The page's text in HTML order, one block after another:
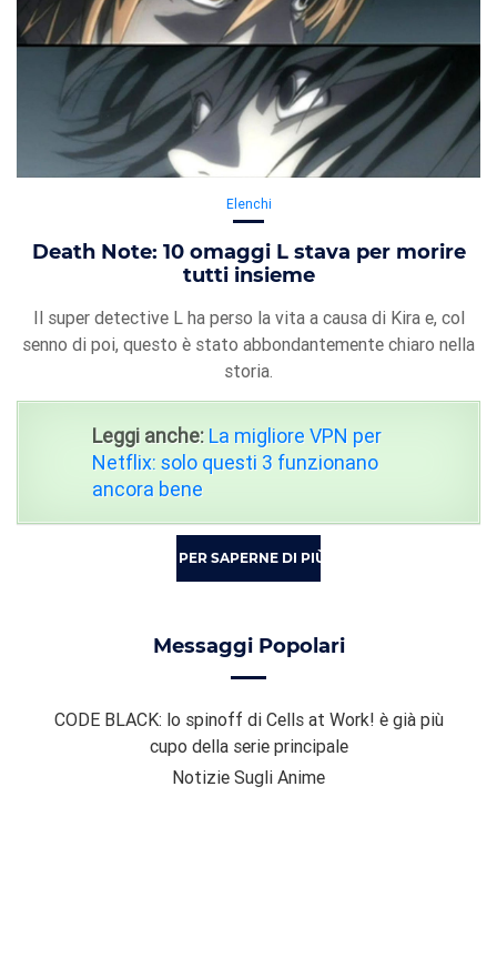
Elenchi
Death Note: 10 omaggi L stava per morire
tutti insieme
Il super detective L ha perso la vita a causa di Kira e, col
senno di poi, questo è stato abbondantemente chiaro nella
storia.
Leggi anche: La migliore VPN per
Netflix: solo questi 3 funzionano
ancora bene
PER SAPERNE DI PIÙ
Messaggi Popolari
CODE BLACK: lo spinoff di Cells at Work! è già più
cupo della serie principale
Notizie Sugli Anime